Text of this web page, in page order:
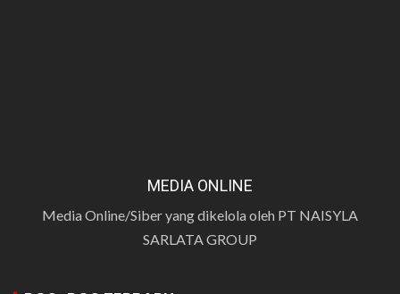
MEDIA ONLINE
Media Online/Siber yang dikelola oleh PT NAISYLA
SARLATA GROUP